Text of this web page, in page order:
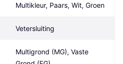
Multikleur, Paars, Wit, Groen
Vetersluiting
Multigrond (MG), Vaste